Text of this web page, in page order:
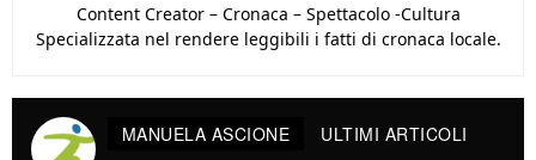
Content Creator – Cronaca – Spettacolo -Cultura
Specializzata nel rendere leggibili i fatti di cronaca locale.
MANUELA ASCIONE ULTIMI ARTICOLI